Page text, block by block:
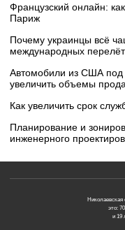
Французский онлайн:
Париж
Почему украинцы всё
международных
Автомобили из США под
увеличить объемы
Как увеличить срок
Планирование и
инженерного
Николаевская
это:
и 19